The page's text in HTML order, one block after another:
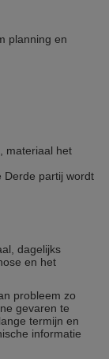
planning en
materiaal het
Derde partij wordt
dagelijks
en het
probleem zo
gevaren te
termijn en
informatie